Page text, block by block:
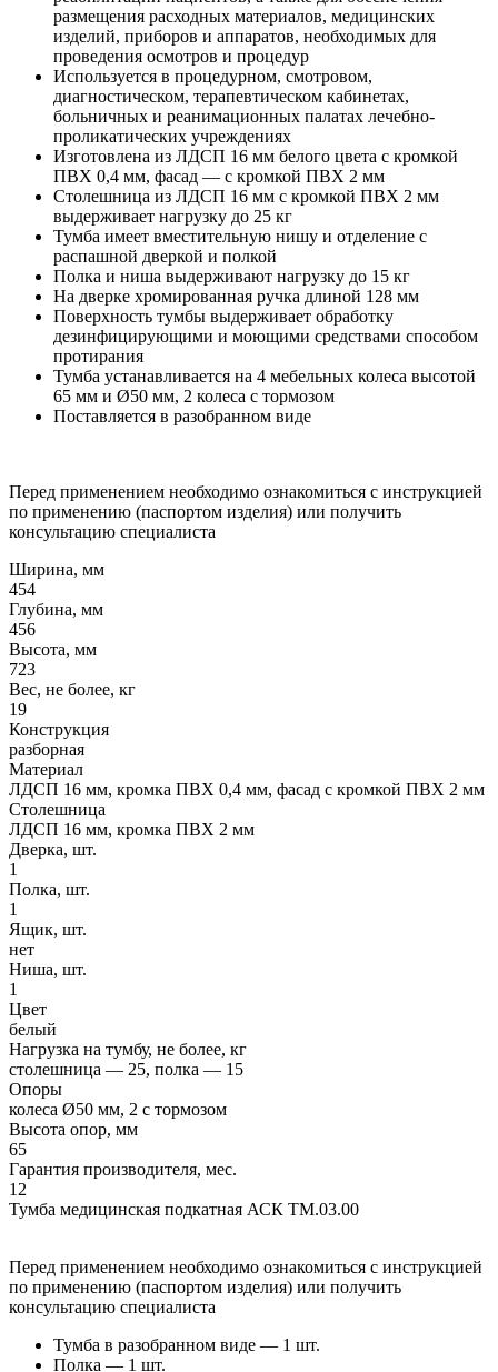
размещения расходных материалов, медицинских
изделий, приборов и аппаратов, необходимых для
проведения осмотров и процедур
Используется в процедурном, смотровом,
диагностическом, терапевтическом кабинетах,
больничных и реанимационных палатах лечебно-
проликатических учреждениях
Изготовлена из ЛДСП 16 мм белого цвета с кромкой
ПВХ 0,4 мм, фасад — с кромкой ПВХ 2 мм
Столешница из ЛДСП 16 мм с кромкой ПВХ 2 мм
выдерживает нагрузку до 25 кг
Тумба имеет вместительную нишу и отделение с
распашной дверкой и полкой
Полка и ниша выдерживают нагрузку до 15 кг
На дверке хромированная ручка длиной 128 мм
Поверхность тумбы выдерживает обработку
дезинфицирующими и моющими средствами способом
протирания
Тумба устанавливается на 4 мебельных колеса высотой
65 мм и Ø50 мм, 2 колеса с тормозом
Поставляется в разобранном виде
Перед применением необходимо ознакомиться с инструкцией
по применению (паспортом изделия) или получить
консультацию специалиста
Ширина, мм
454
Глубина, мм
456
Высота, мм
723
Вес, не более, кг
19
Конструкция
разборная
Материал
ЛДСП 16 мм, кромка ПВХ 0,4 мм, фасад с кромкой ПВХ 2 мм
Столешница
ЛДСП 16 мм, кромка ПВХ 2 мм
Дверка, шт.
1
Полка, шт.
1
Ящик, шт.
нет
Ниша, шт.
1
Цвет
белый
Нагрузка на тумбу, не более, кг
столешница — 25, полка — 15
Опоры
колеса Ø50 мм, 2 с тормозом
Высота опор, мм
65
Гарантия производителя, мес.
12
Тумба медицинская подкатная АСК ТМ.03.00
Перед применением необходимо ознакомиться с инструкцией
по применению (паспортом изделия) или получить
консультацию специалиста
Тумба в разобранном виде — 1 шт.
Полка — 1 шт.